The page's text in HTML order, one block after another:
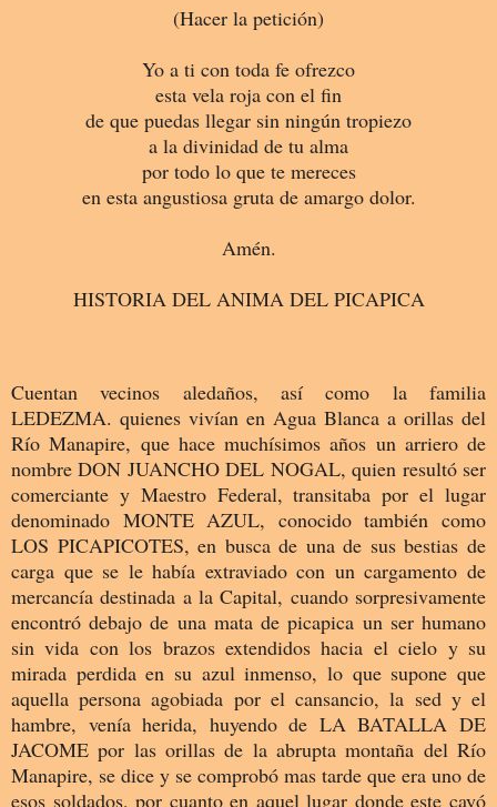
(Hacer la petición)
Yo a ti con toda fe ofrezco
esta vela roja con el fin
de que puedas llegar sin ningún tropiezo
a la divinidad de tu alma
por todo lo que te mereces
en esta angustiosa gruta de amargo dolor.
Amén.
HISTORIA DEL ANIMA DEL PICAPICA
Cuentan vecinos aledaños, así como la familia
LEDEZMA. quienes vivían en Agua Blanca a orillas del
Río Manapire, que hace muchísimos años un arriero de
nombre DON JUANCHO DEL NOGAL, quien resultó ser
comerciante y Maestro Federal, transitaba por el lugar
denominado MONTE AZUL, conocido también como
LOS PICAPICOTES, en busca de una de sus bestias de
carga que se le había extraviado con un cargamento de
mercancía destinada a la Capital, cuando sorpresivamente
encontró debajo de una mata de picapica un ser humano
sin vida con los brazos extendidos hacia el cielo y su
mirada perdida en su azul inmenso, lo que supone que
aquella persona agobiada por el cansancio, la sed y el
hambre, venía herida, huyendo de LA BATALLA DE
JACOME por las orillas de la abrupta montaña del Río
Manapire, se dice y se comprobó mas tarde que era uno de
esos soldados, por cuanto en aquel lugar donde este cayó